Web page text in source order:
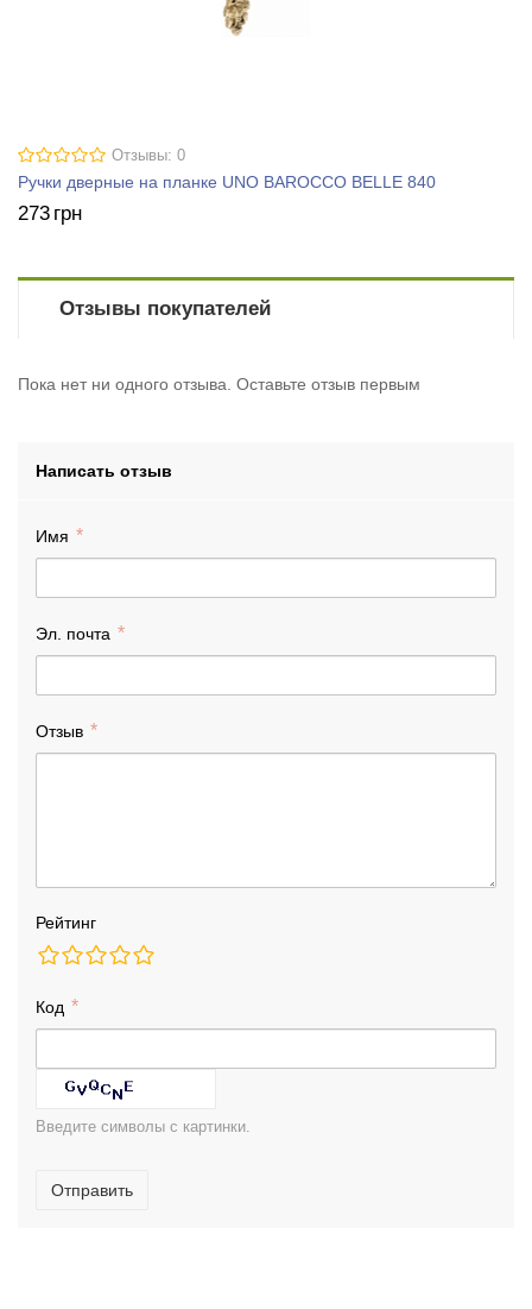
Отзывы: 0
Ручки дверные на планке UNO BAROCCO BELLE 840
273 грн
Отзывы покупателей
Пока нет ни одного отзыва. Оставьте отзыв первым
Написать отзыв
Имя
Эл. почта
Отзыв
Рейтинг
Код
Введите символы с картинки.
Отправить